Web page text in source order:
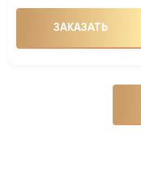
ЗАКАЗАТЬ